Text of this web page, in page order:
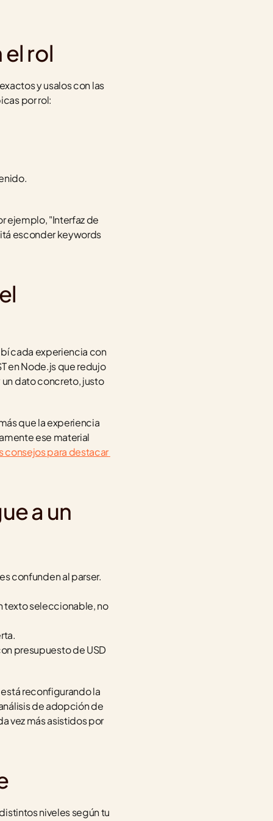
rol
y usalos con las
por rol:
ejemplo, "Interfaz de
esconder keywords
cada experiencia con
en Node.js que redujo
dato concreto, justo
que la experiencia
ese material
consejos para destacar
a un
confunden al parser.
texto seleccionable, no
presupuesto de USD
reconfigurando la
de adopción de
vez más asistidos por
niveles según tu